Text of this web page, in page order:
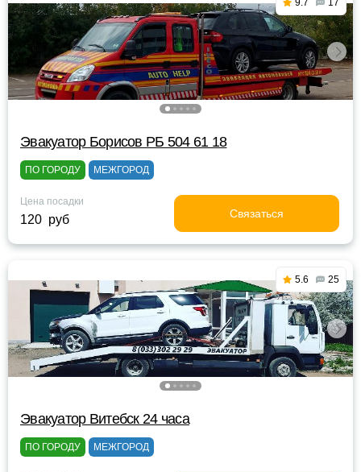
9.7 17
Эвакуатор Борисов РБ 504 61 18
ПО ГОРОДУ МЕЖГОРОД
Цена посадки
120 руб Связаться
5.6 25
Эвакуатор Витебск 24 часа
ПО ГОРОДУ МЕЖГОРОД